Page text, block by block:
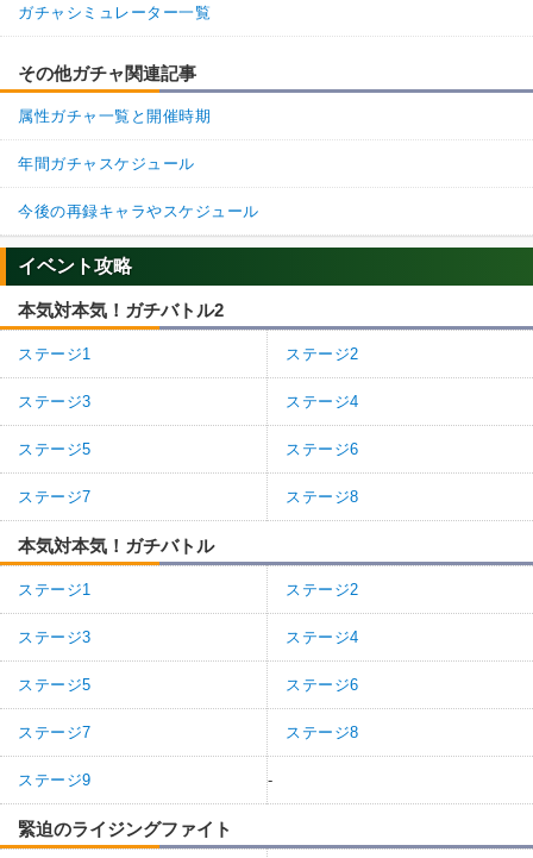
ガチャシミュレーター一覧
その他ガチャ関連記事
属性ガチャ一覧と開催時期
年間ガチャスケジュール
今後の再録キャラやスケジュール
イベント攻略
本気対本気！ガチバトル2
ステージ1 ステージ2
ステージ3 ステージ4
ステージ5 ステージ6
ステージ7 ステージ8
本気対本気！ガチバトル
ステージ1 ステージ2
ステージ3 ステージ4
ステージ5 ステージ6
ステージ7 ステージ8
ステージ9 -
緊迫のライジングファイト